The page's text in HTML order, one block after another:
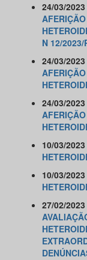
24/03/
N 12/2023/
24/03/
24/03/2023
10/03/
10/03/2023
27/02/